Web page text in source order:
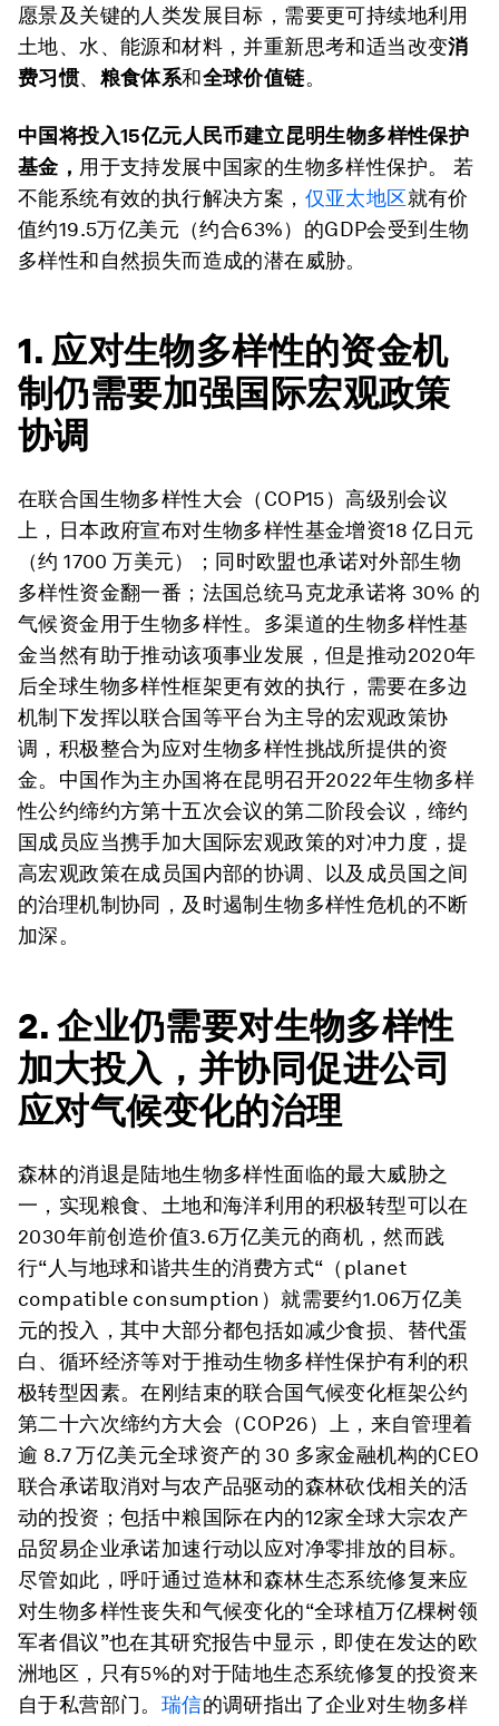
愿景及关键的人类发展目标，需要更可持续地利用
土地、水、能源和材料，并重新思考和适当改变消
费习惯、 粮食体系和全球价值链。
中国将投入15亿元人民币建立昆明生物多样性保护
基金， 用于支持发展中国家的生物多样性保护。 若
不能系统有效的执行解决方案， 仅亚太地区就有价
值约19.5万亿美元（约合63%）的GDP会受到生物
多样性和自然损失而造成的潜在威胁。
1. 应对生物多样性的资金机
制仍需要加强国际宏观政策
协调
在联合国生物多样性大会（COP15）高级别会议
上，日本政府宣布对生物多样性基金增资18 亿日元
（约 1700 万美元）；同时欧盟也承诺对外部生物
多样性资金翻一番；法国总统马克龙承诺将 30% 的
气候资金用于生物多样性。多渠道的生物多样性基
金当然有助于推动该项事业发展，但是推动2020年
后全球生物多样性框架更有效的执行，需要在多边
机制下发挥以联合国等平台为主导的宏观政策协
调，积极整合为应对生物多样性挑战所提供的资
金。中国作为主办国将在昆明召开2022年生物多样
性公约缔约方第十五次会议的第二阶段会议，缔约
国成员应当携手加大国际宏观政策的对冲力度，提
高宏观政策在成员国内部的协调、以及成员国之间
的治理机制协同，及时遏制生物多样性危机的不断
加深。
2. 企业仍需要对生物多样性
加大投入，并协同促进公司
应对气候变化的治理
森林的消退是陆地生物多样性面临的最大威胁之
一，实现粮食、土地和海洋利用的积极转型可以在
2030年前创造价值3.6万亿美元的商机，然而践
行“人与地球和谐共生的消费方式“（planet
compatible consumption）就需要约1.06万亿美
元的投入，其中大部分都包括如减少食损、替代蛋
白、循环经济等对于推动生物多样性保护有利的积
极转型因素。在刚结束的联合国气候变化框架公约
第二十六次缔约方大会（COP26）上，来自管理着
逾 8.7 万亿美元全球资产的 30 多家金融机构的CEO
联合承诺取消对与农产品驱动的森林砍伐相关的活
动的投资；包括中粮国际在内的12家全球大宗农产
品贸易企业承诺加速行动以应对净零排放的目标。
尽管如此，呼吁通过造林和森林生态系统修复来应
对生物多样性丧失和气候变化的“全球植万亿棵树领
军者倡议”也在其研究报告中显示，即使在发达的欧
洲地区，只有5%的对于陆地生态系统修复的投资来
自于私营部门。 瑞信的调研指出了企业对生物多样